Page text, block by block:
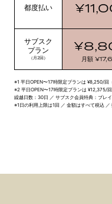
都度払い
サブスク
プラン
（月2回） 月額
※1 平日OPEN〜17時限定プランは ¥8,250/回
※2 平日OPEN〜17時限定プランは ¥12,375/
繰越日数：30日 ／ サブスク会員特典：ブレ
※1日の利用上限は1回 ／ 金額はすべて税込